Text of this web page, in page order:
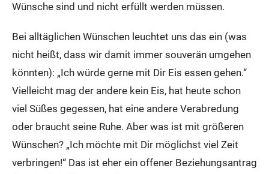
Wünsche sind und nicht erfüllt werden müssen.
Bei alltäglichen Wünschen leuchtet uns das ein (was
nicht heißt, dass wir damit immer souverän umgehen
könnten): „Ich würde gerne mit Dir Eis essen gehen.“
Vielleicht mag der andere kein Eis, hat heute schon
viel Süßes gegessen, hat eine andere Verabredung
oder braucht seine Ruhe. Aber was ist mit größeren
Wünschen? „Ich möchte mit Dir möglichst viel Zeit
verbringen!“ Das ist eher ein offener Beziehungsantrag